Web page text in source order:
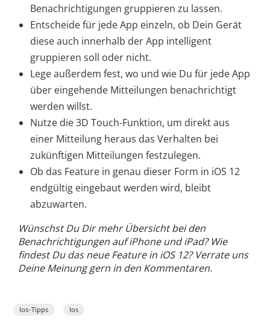
Benachrichtigungen gruppieren zu lassen.
Entscheide für jede App einzeln, ob Dein Gerät
diese auch innerhalb der App intelligent
gruppieren soll oder nicht.
Lege außerdem fest, wo und wie Du für jede App
über eingehende Mitteilungen benachrichtigt
werden willst.
Nutze die 3D Touch-Funktion, um direkt aus
einer Mitteilung heraus das Verhalten bei
zukünftigen Mitteilungen festzulegen.
Ob das Feature in genau dieser Form in iOS 12
endgültig eingebaut werden wird, bleibt
abzuwarten.
Wünschst Du Dir mehr Übersicht bei den
Benachrichtigungen auf iPhone und iPad? Wie
findest Du das neue Feature in iOS 12? Verrate uns
Deine Meinung gern in den Kommentaren.
Ios-Tipps Ios